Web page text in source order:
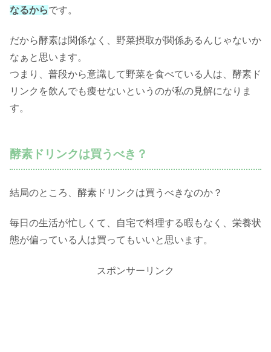
なるからです。
だから酵素は関係なく、野菜摂取が関係あるんじゃないか
なぁと思います。
つまり、普段から意識して野菜を食べている人は、酵素ド
リンクを飲んでも痩せないというのが私の見解になりま
す。
酵素ドリンクは買うべき？
結局のところ、酵素ドリンクは買うべきなのか？
毎日の生活が忙しくて、自宅で料理する暇もなく、栄養状
態が偏っている人は買ってもいいと思います。
スポンサーリンク